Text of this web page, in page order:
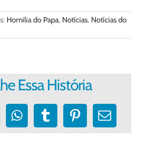
Homilia do Papa, Notícias, Notícias do
Essa História
WhatsApp
TumblrPinterest
E-